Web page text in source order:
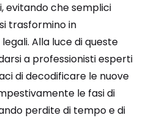
evitando che semplici
trasformino in
Alla luce di queste
a professionisti esperti
di decodificare le nuove
le fasi di
perdite di tempo e di